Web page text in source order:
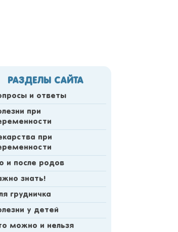
РАЗДЕЛЫ САЙТА
и ответы
при
при
и после родов
знать!
грудничка
у детей
можно и нельзя